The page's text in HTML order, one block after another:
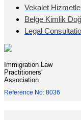
Vekalet
Belge Kimlik
Legal
Immigration Law
Practitioners'
Association
Reference No: 8036